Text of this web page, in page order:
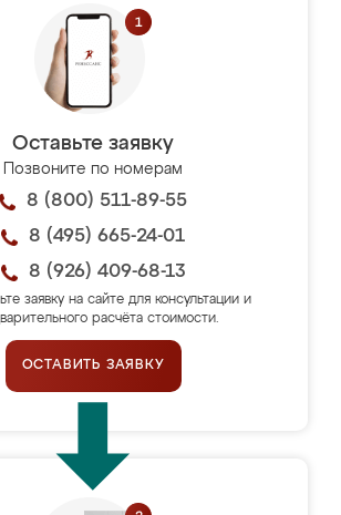
Оставьте заявку
Позвоните по номерам
8 (800) 511-89-55
8 (495) 665-24-01
8 (926) 409-68-13
заявку на сайте для консультации и
расчёта стоимости.
ОСТАВИТЬ ЗАЯВКУ